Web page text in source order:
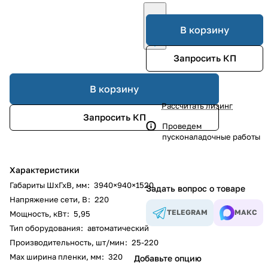
В корзину
Запросить КП
Характеристики
Габариты ШхГхВ, мм: 3940×940×1520
Напряжение сети, В: 220
Мощность, кВт: 5,95
Тип оборудования: автоматический
Производительность, шт/мин: 25-220
Мах ширина пленки, мм: 320
В корзину
Запросить КП
Рассчитать лизинг
Проведем
пусконаладочные работы
Задать вопрос о товаре
TELEGRAM МАКС
Добавьте опцию